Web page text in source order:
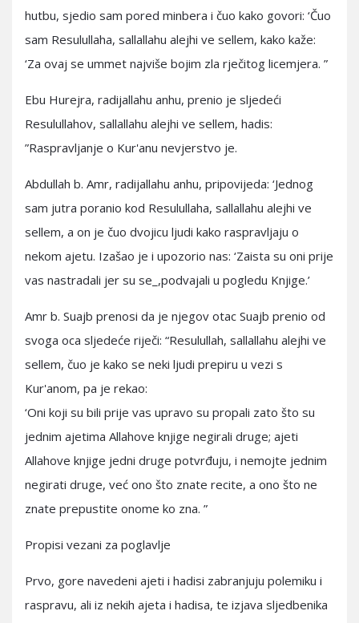
hutbu, sjedio sam pored minbera i čuo kako govori: ‘Čuo
sam Resulullaha, sallallahu alejhi ve sellem, kako kaže:
‘Za ovaj se ummet najviše bojim zla rječitog licemjera. ”
Ebu Hurejra, radijallahu anhu, prenio je sljedeći
Resulullahov, sallallahu alejhi ve sellem, hadis:
”Raspravljanje o Kur'anu nevjerstvo je.
Abdullah b. Amr, radijallahu anhu, pripovijeda: ‘Jednog
sam jutra poranio kod Resulullaha, sallallahu alejhi ve
sellem, a on je čuo dvojicu ljudi kako raspravljaju o
nekom ajetu. Izašao je i upozorio nas: ‘Zaista su oni prije
vas nastradali jer su se_,podvajali u pogledu Knjige.’
Amr b. Suajb prenosi da je njegov otac Suajb prenio od
svoga oca sljedeće riječi: “Resulullah, sallallahu alejhi ve
sellem, čuo je kako se neki ljudi prepiru u vezi s
Kur'anom, pa je rekao:
‘Oni koji su bili prije vas upravo su propali zato što su
jednim ajetima Allahove knjige negirali druge; ajeti
Allahove knjige jedni druge potvrđuju, i nemojte jednim
negirati druge, već ono što znate recite, a ono što ne
znate prepustite onome ko zna. ”
Propisi vezani za poglavlje
Prvo, gore navedeni ajeti i hadisi zabranjuju polemiku i
raspravu, ali iz nekih ajeta i hadisa, te izjava sljedbenika